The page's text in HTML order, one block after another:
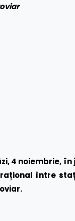
4 noiembrie, în
între